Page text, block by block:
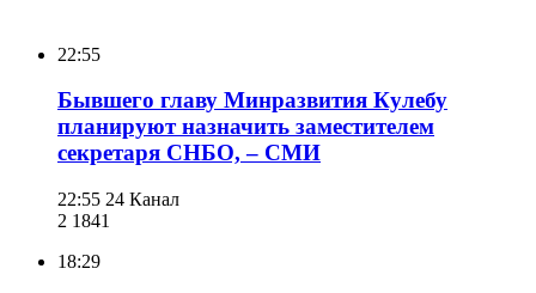
22:55
Бывшего главу Минразвития Кулебу
планируют назначить заместителем
секретаря СНБО, – СМИ
22:55 24 Канал
2 1841
18:29